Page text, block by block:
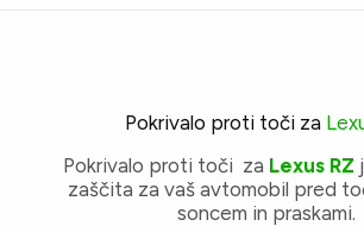
Pokrivalo proti toči za
Pokrivalo proti toči za Lexus RZ
zaščita za vaš avtomobil pred
soncem in praskami.